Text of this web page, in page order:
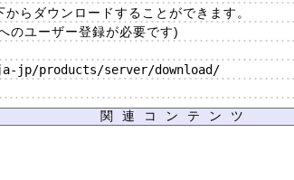
らダウンロードすることができます。
のユーザー登録が必要です)
jp/products/server/download/
関連コンテンツ